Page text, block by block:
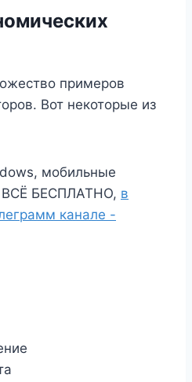
примеров
Вот некоторые из
мобильные
ВСЁ БЕСПЛАТНО, в
канале -